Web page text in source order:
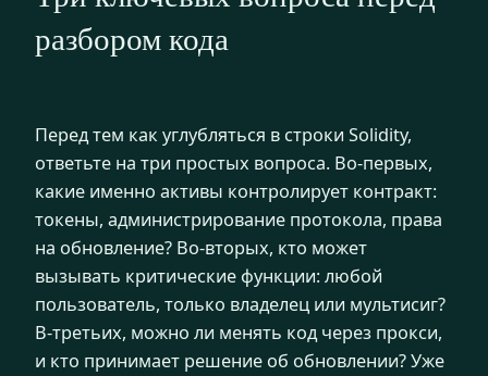
разбором кода
Перед тем как углубляться в строки Solidity,
ответьте на три простых вопроса. Во‑первых,
какие именно активы контролирует контракт:
токены, администрирование протокола, права
на обновление? Во‑вторых, кто может
вызывать критические функции: любой
пользователь, только владелец или мультисиг?
В‑третьих, можно ли менять код через прокси,
и кто принимает решение об обновлении? Уже